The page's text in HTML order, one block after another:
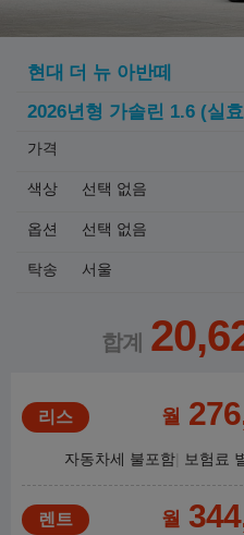
현대 더 뉴 아반떼
2026년형 가솔린 1.6 (실
가격
색상 선택 없음
옵션 선택 없음
탁송 서울
월
자동차세 불포함 보험료
월